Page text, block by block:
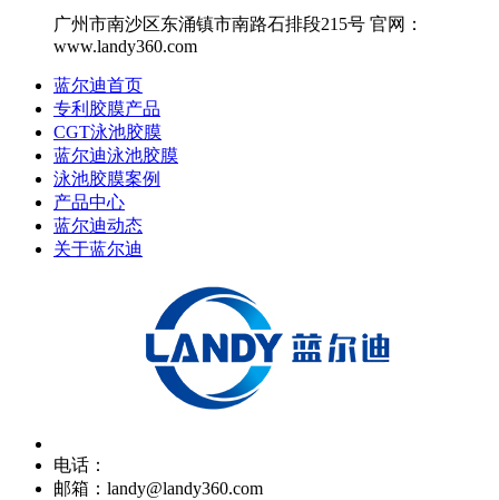
广州市南沙区东涌镇市南路石排段215号 官网：
www.landy360.com
蓝尔迪首页
专利胶膜产品
CGT泳池胶膜
蓝尔迪泳池胶膜
泳池胶膜案例
产品中心
蓝尔迪动态
关于蓝尔迪
电话：
邮箱：landy@landy360.com